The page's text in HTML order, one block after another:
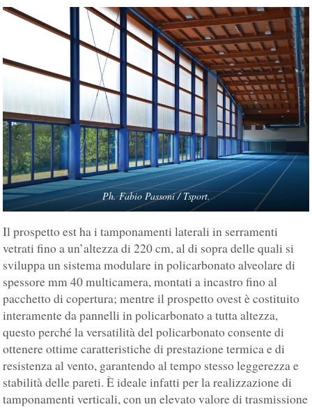
Ph. Fabio Passoni / Tsport.
Il prospetto est ha i tamponamenti laterali in serramenti
vetrati fino a un’altezza di 220 cm, al di sopra delle quali si
sviluppa un sistema modulare in policarbonato alveolare di
spessore mm 40 multicamera, montati a incastro fino al
pacchetto di copertura; mentre il prospetto ovest è costituito
interamente da pannelli in policarbonato a tutta altezza,
questo perché la versatilità del policarbonato consente di
ottenere ottime caratteristiche di prestazione termica e di
resistenza al vento, garantendo al tempo stesso leggerezza e
stabilità delle pareti. È ideale infatti per la realizzazione di
tamponamenti verticali, con un elevato valore di trasmissione